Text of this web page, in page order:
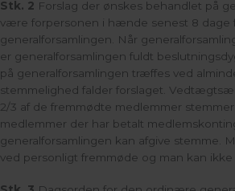
Stk. 2 Forslag der ønskes behandlet på
være forpersonen i hænde senest 8 dage
generalforsamlingen. Når
er generalforsamlingen fuldt
på generalforsamlingen træffes ved
stemmelighed falder forslaget.
2/3 af de fremmødte medlemmer
medlemmer der har betalt
generalforsamlingen kan afgive stemme.
ved personligt fremmøde og man kan ikke